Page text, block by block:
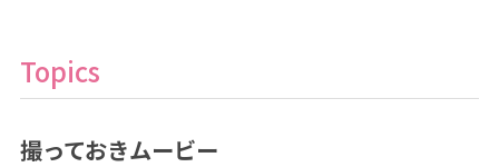
Topics
撮っておきムービー